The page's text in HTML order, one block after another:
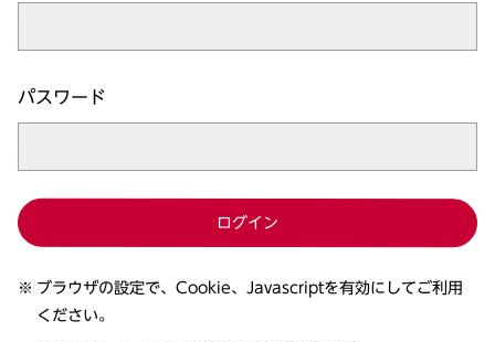
パスワード
ログイン
ブラウザの設定で、Cookie、Javascriptを有効にしてご利用
ください。